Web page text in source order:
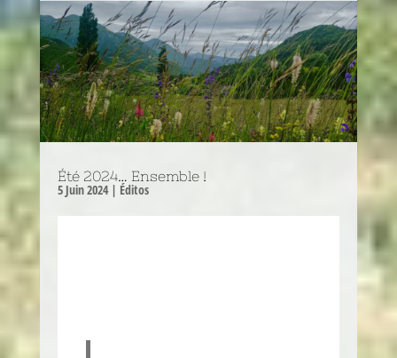
Été 2024… Ensemble !
5 Juin 2024| Éditos